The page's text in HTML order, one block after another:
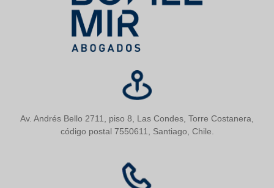
Av. Andrés Bello 2711, piso 8, Las Condes, Torre Costanera,
código postal 7550611, Santiago, Chile.